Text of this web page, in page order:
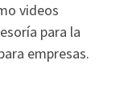
videos
para la
empresas.